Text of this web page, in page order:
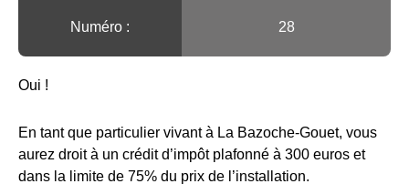
Numéro : 28
Oui !
En tant que particulier vivant à La Bazoche-Gouet, vous
aurez droit à un crédit d’impôt plafonné à 300 euros et
dans la limite de 75% du prix de l’installation.